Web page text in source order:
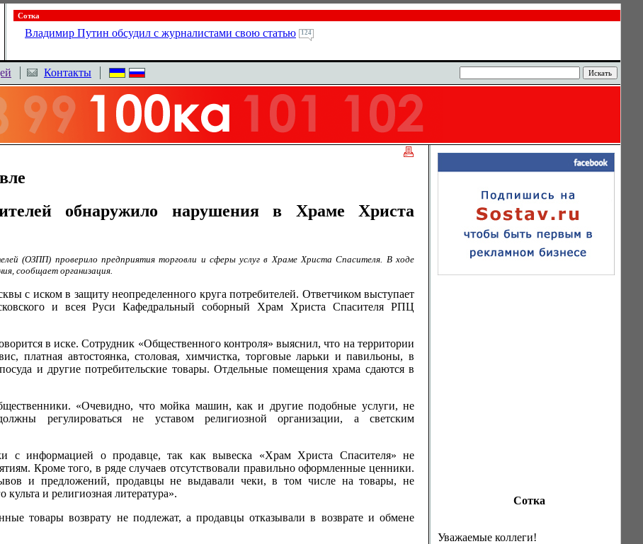
Сотка
Владимир Путин обсудил с журналистами свою статью 124
Контакты
обнаружило нарушения в Храме Христа
(ОЗПП) проверило предприятия торговли и сферы услуг в Храме Христа Спасителя. В ходе
сообщает организация.
с иском в защиту неопределенного круга потребителей. Ответчиком выступает
и всея Руси Кафедральный соборный Храм Христа Спасителя РПЦ
в иске. Сотрудник «Общественного контроля» выяснил, что на территории
платная автостоянка, столовая, химчистка, торговые ларьки и павильоны, в
и другие потребительские товары. Отдельные помещения храма сдаются в
«Очевидно, что мойка машин, как и другие подобные услуги, не
регулироваться не уставом религиозной организации, а светским
с информацией о продавце, так как вывеска «Храм Христа Спасителя» не
Кроме того, в ряде случаев отсутствовали правильно оформленные ценники.
и предложений, продавцы не выдавали чеки, в том числе на товары, не
и религиозная литература».
товары возврату не подлежат, а продавцы отказывали в возврате и обмене
Сотка
Уважаемые коллеги!